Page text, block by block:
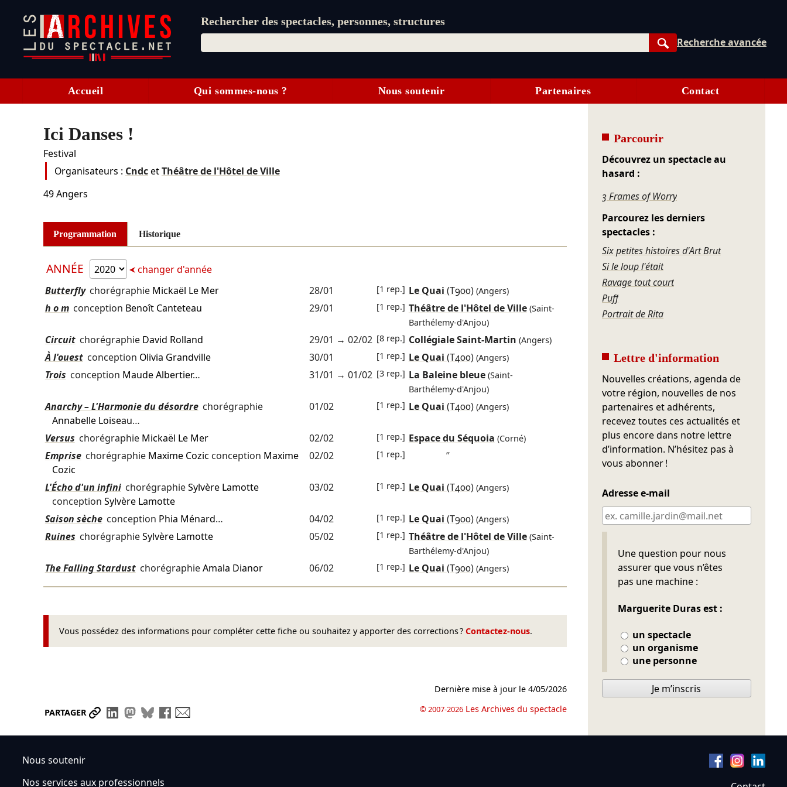
Rechercher des spectacles, personnes, structures
Rechercher
Recherche avancée
Accueil Qui sommes-nous ? Nous soutenir Partenaires Contact
Ici Danses !
Festival
Organisateurs : CndcetThéâtre de l'Hôtel de Ville
49 Angers
Programmation Historique
ANNÉE
changer d'année
Butterfly chorégraphie Mickaël Le Mer 28/01 [1 rep.] Le Quai (T900) (Angers)
h o m conception Benoît Canteteau 29/01 [1 rep.] Théâtre de l'Hôtel de Ville (Saint-
Barthélemy-d'Anjou)
Circuit chorégraphie David Rolland 29/01 → 02/02 [8 rep.] Collégiale Saint-Martin (Angers)
À l'ouest conception Olivia Grandville 30/01 [1 rep.] Le Quai (T400) (Angers)
Trois conception Maude Albertier… 31/01 → 01/02 [3 rep.] La Baleine bleue (Saint-
Barthélemy-d'Anjou)
Anarchy – L'Harmonie du désordre chorégraphie
Annabelle Loiseau…
01/02 [1 rep.] Le Quai (T400) (Angers)
Versus chorégraphie Mickaël Le Mer 02/02 [1 rep.] Espace du Séquoia (Corné)
Emprise chorégraphie Maxime Cozic conception Maxime
Cozic
02/02 [1 rep.] ”
L'Écho d'un infini chorégraphieSylvère Lamotte
conception Sylvère Lamotte
03/02 [1 rep.] Le Quai (T400) (Angers)
Saison sèche conception Phia Ménard… 04/02 [1 rep.] Le Quai (T900) (Angers)
Ruines chorégraphieSylvère Lamotte 05/02 [1 rep.] Théâtre de l'Hôtel de Ville (Saint-
Barthélemy-d'Anjou)
The Falling Stardust chorégraphieAmala Dianor 06/02 [1 rep.] Le Quai (T900) (Angers)
Vous possédez des informations pour compléter cette fiche ou souhaitez y apporter des corrections ? Contactez-nous.
PARTAGER Partager le lien
Partager sur LinkedIn
Partager sur Mastodon
Partager sur Bluesky
Partager sur Facebook
Dernière mise à jour le4/05/2026
© 2007-2026 Les Archives du spectacle
Parcourir
Découvrez un spectacle au
hasard :
3 Frames of Worry
Parcourez les derniers
spectacles :
Six petites histoires d'Art Brut
Si le loup l'était
Ravage tout court
Puff
Portrait de Rita
Lettre d'information
Nouvelles créations, agenda de
votre région, nouvelles de nos
partenaires et adhérents,
recevez toutes ces actualités et
plus encore dans notre lettre
d’information. N’hésitez pas à
vous abonner !
Adresse e-mail
Une question pour nous
assurer que vous n’êtes
pas une machine :
Marguerite Duras est :
un spectacle
un organisme
une personne
Ne pas remplir
Je m’inscris
Nous soutenir
Nos services aux professionnels